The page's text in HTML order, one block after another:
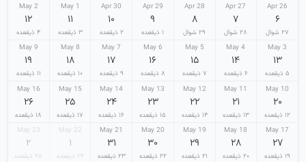
26 Apr
۶
۲۷ شوال
27 Apr
۷
۲۸ شوال
28 Apr
۸
۲۹ شوال
29 Apr
۹
۱ ذیقعده
30 Apr
۱۰
۲ ذیقعده
1 May
۱۱
۳ ذیقعده
2 May
۱۲
۴ ذیقعده
3 May
۱۳
۵ ذیقعده
4 May
۱۴
۶ ذیقعده
5 May
۱۵
۷ ذیقعده
6 May
۱۶
۸ ذیقعده
7 May
۱۷
۹ ذیقعده
8 May
۱۸
۱۰ ذیقعده
9 May
۱۹
۱۱ ذیقعده
10 May
۲۰
۱۲ ذیقعده
11 May
۲۱
۱۳ ذیقعده
12 May
۲۲
۱۴ ذیقعده
13 May
۲۳
۱۵ ذیقعده
14 May
۲۴
۱۶ ذیقعده
15 May
۲۵
۱۷ ذیقعده
16 May
۲۶
۱۸ ذیقعده
17 May
۲۷
۱۹ ذیقعده
18 May
۲۸
۲۰ ذیقعده
19 May
۲۹
۲۱ ذیقعده
20 May
۳۰
۲۲ ذیقعده
21 May
۳۱
۲۳ ذیقعده
22 May
۱
۲۴ ذیقعده
23 May
۲
۲۵ ذیقعده